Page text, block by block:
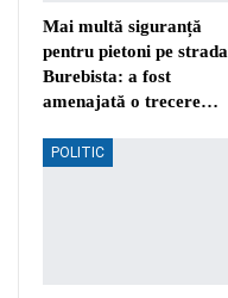
Mai multă siguranță
pentru pietoni pe strada
Burebista: a fost
amenajată o trecere…
POLITIC